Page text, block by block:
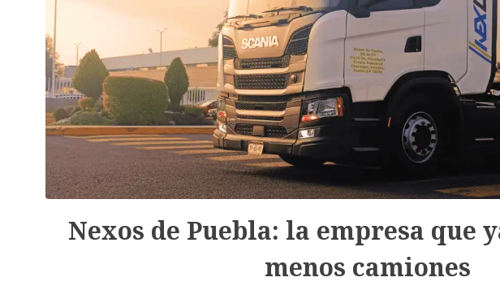
Nexos de Puebla: la empresa que
menos camiones